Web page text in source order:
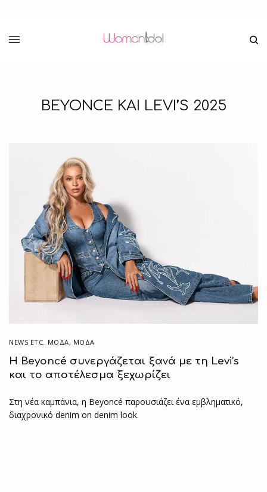
BEYONCE KAI LEVI’S 2025
NEWS ETC. ΜΌΔΑ, ΜΟΔΑ
Η Beyoncé συνεργάζεται ξανά με τη Levi’s
και το αποτέλεσμα ξεχωρίζει
Στη νέα καμπάνια, η Beyoncé παρουσιάζει ένα εμβληματικό,
διαχρονικό denim on denim look.